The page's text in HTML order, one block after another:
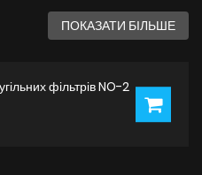
ПОКАЗАТИ БІЛЬШЕ
фільтрів NO-2